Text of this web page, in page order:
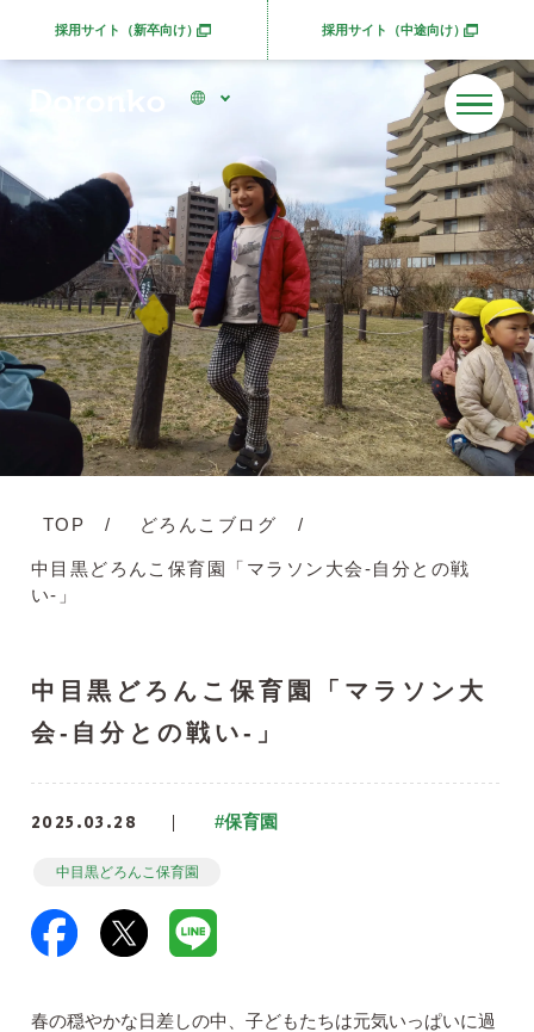
採用サイト（新卒向け）別ウィンドウで開きます 採用サイト（中途向け）別ウィンドウで開きま
TOP どろんこブログ
中目黒どろんこ保育園「マラソン大会-自分との戦
い-」
中目黒どろんこ保育園「マラソン大
会-自分との戦い-」
2025.03.28 #保育園
中目黒どろんこ保育園
春の穏やかな日差しの中、子どもたちは元気いっぱいに過